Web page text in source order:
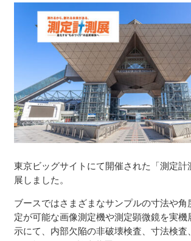
東京ビッグサイトにて開催された「測定
展しました。
ブースではさまざまなサンプルの寸法や角
定が可能な画像測定機や測定顕微鏡を実機
示にて、内部欠陥の非破壊検査、寸法検査